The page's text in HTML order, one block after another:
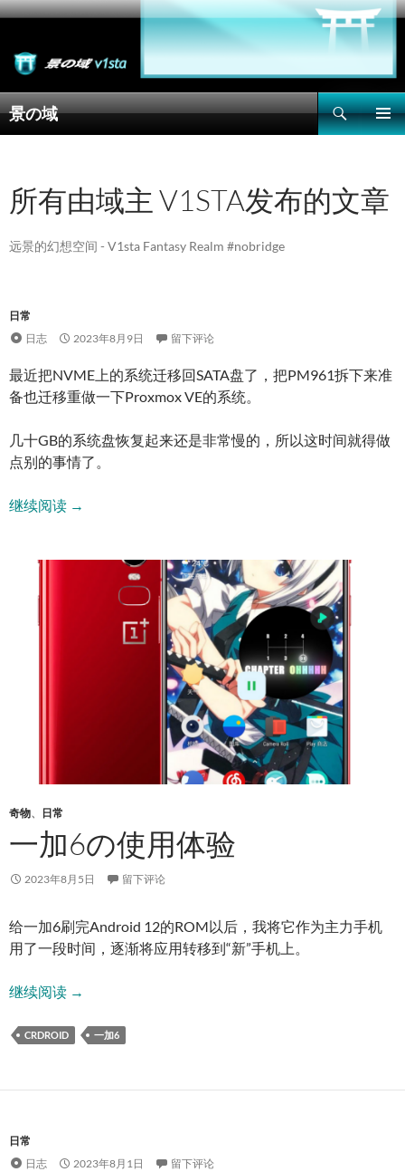
景の域
搜
索
文
所有由域主 V1STA发布的文章
远景的幻想空间 - V1sta Fantasy Realm #nobridge
日常
日志
2023年8月9日 留下评论
最近把NVME上的系统迁移回SATA盘了，把PM961拆下来准
备也迁移重做一下Proxmox VE的系统。
几十GB的系统盘恢复起来还是非常慢的，所以这时间就得做
点别的事情了。
继续阅读8月日记：8寸平板和Steam夏日促销
→
奇物、 日常
一加6の使用体验
2023年8月5日 留下评论
给一加6刷完Android 12的ROM以后，我将它作为主力手机
用了一段时间，逐渐将应用转移到“新”手机上。
继续阅读一加6の使用体验
→
CRDROID 一加6
日常
日志
2023年8月1日 留下评论